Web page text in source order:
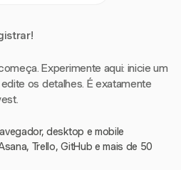
Experimente aqui: inicie um
os detalhes. É exatamente
desktop e mobile
Trello, GitHub e mais de 50